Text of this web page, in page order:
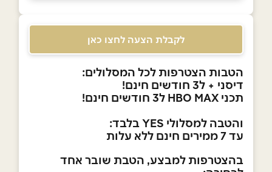
לקבלת הצעה לחצו כאן
הטבות הצטרפות לכל המסלולים:
דיסני + ל3 חודשים חינם!
תכני HBO MAX ל3 חודשים חינם!
והטבה למסלולי YES בלבד:
עד 7 ממירים חינם ללא עלות
בהצטרפות למבצע, הטבת שובר אחד